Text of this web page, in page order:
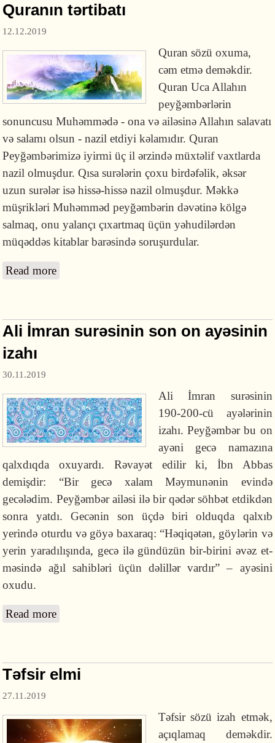
Quranın tərtibatı
12.12.2019
Quran sözü oxuma,
cəm etmə deməkdir.
Quran Uca Allahın
peyğəmbərlərin
sonuncusu Muhəmmədə - ona və ailəsinə Allahın salavatı
və salamı olsun - nazil etdiyi kəlamıdır. Quran
Peyğəmbərimizə iyirmi üç il ərzində müxtəlif vaxtlarda
nazil olmuşdur. Qısa surələrin çoxu birdəfəlik, əksər
uzun surələr isə hissə-hissə nazil olmuşdur. Məkkə
müşrikləri Muhəmməd peyğəmbərin dəvətinə kölgə
salmaq, onu yalançı çıxartmaq üçün yəhudilərdən
müqəddəs kitablar barəsində soruşurdular.
Read more
Ali İmran surəsinin son on ayəsinin
izahı
30.11.2019
Ali İmran surəsinin
190-200-cü ayələrinin
izahı. Peyğəmbər bu on
ayəni gecə namazına
qalxdıqda oxuyardı. Rəvayət edilir ki, İbn Abbas
demişdir: “Bir gecə xalam Məymunənin evində
gecələdim. Peyğəmbər ailəsi ilə bir qədər söhbət etdikdən
sonra yatdı. Gecənin son üçdə biri olduqda qalxıb
yerində oturdu və göyə baxaraq: “Həqiqətən, göylərin və
ye­­rin yaradılışında, gecə ilə gün­­düzün bir-bi­rini əvəz et­
mə­sində ağıl sahibləri üçün dəlillər var­dır” – ayəsini
oxudu.
Read more
Təfsir elmi
27.11.2019
Təfsir sözü izah etmək,
açıqlamaq deməkdir.